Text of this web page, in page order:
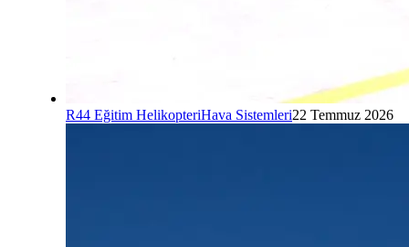
R44 Eğitim HelikopteriHava Sistemleri22 Temmuz 2026